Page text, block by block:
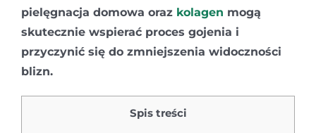
pielęgnacja domowa oraz kolagen mogą
skutecznie wspierać proces gojenia i
przyczynić się do zmniejszenia widoczności
blizn.
Spis treści